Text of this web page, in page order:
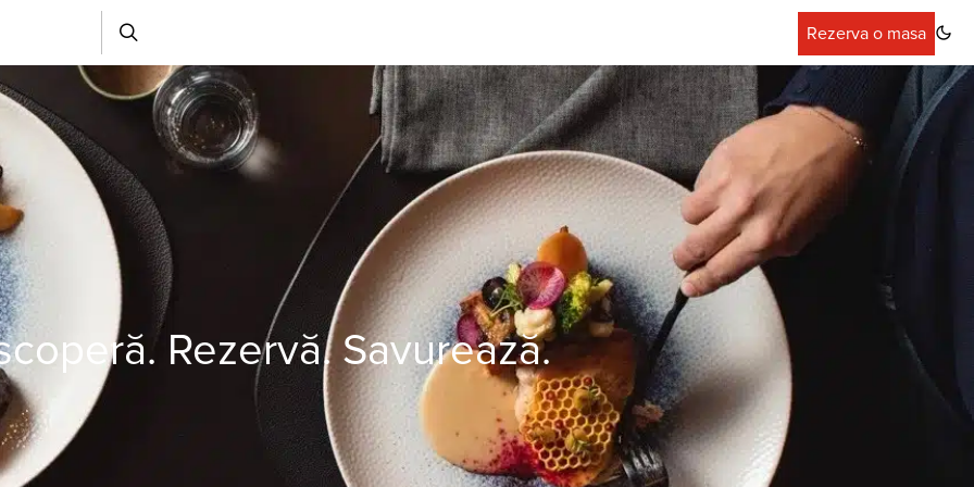
Rezerva o masa
Rezervă. Savurează.